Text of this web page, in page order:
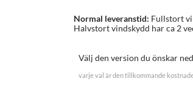
Normal leveranstid: Fullstort
Halvstort vindskydd har ca 2
Välj den version du önskar
varje val är den tillkommande